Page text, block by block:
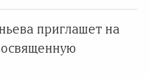
приглашет на